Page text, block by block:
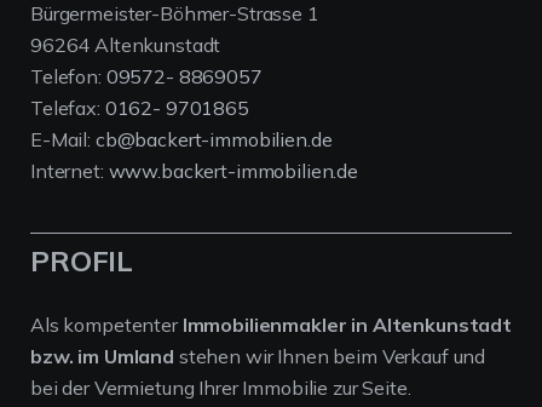
Bürgermeister-Böhmer-Strasse 1
96264 Altenkunstadt
Telefon: 09572- 8869057
Telefax: 0162- 9701865
E-Mail: cb@backert-immobilien.de
Internet: www.backert-immobilien.de
PROFIL
Als kompetenter Immobilienmakler in Altenkunstadt
bzw. im Umland stehen wir Ihnen beim Verkauf und
bei der Vermietung Ihrer Immobilie zur Seite.